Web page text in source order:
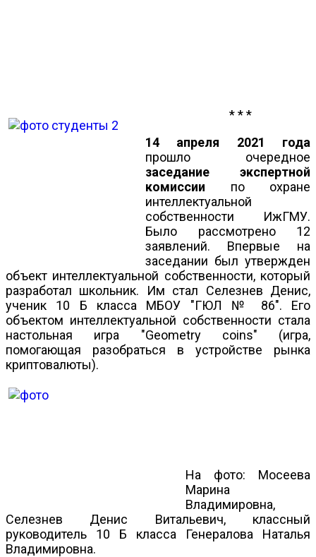
* * *
14 апреля 2021 года
прошло очередное
заседание экспертной
комиссии по охране
интеллектуальной
собственности ИжГМУ.
Было рассмотрено 12
заявлений. Впервые на
заседании был утвержден
объект интеллектуальной собственности, который
разработал школьник. Им стал Селезнев Денис,
ученик 10 Б класса МБОУ "ГЮЛ № 86". Его
объектом интеллектуальной собственности стала
настольная игра "Geometry coins" (игра,
помогающая разобраться в устройстве рынка
криптовалюты).
На фото: Мосеева
Марина
Владимировна,
Селезнев Денис Витальевич, классный
руководитель 10 Б класса Генералова Наталья
Владимировна.